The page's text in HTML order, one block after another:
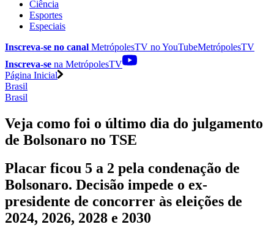
Ciência
Esportes
Especiais
Inscreva-se no canal MetrópolesTV noYouTubeMetrópolesTV
Inscreva-se na MetrópolesTV
Página Inicial
Brasil
Brasil
Veja como foi o último dia do julgamento
de Bolsonaro no TSE
Placar ficou 5 a 2 pela condenação de
Bolsonaro. Decisão impede o ex-
presidente de concorrer às eleições de
2024, 2026, 2028 e 2030